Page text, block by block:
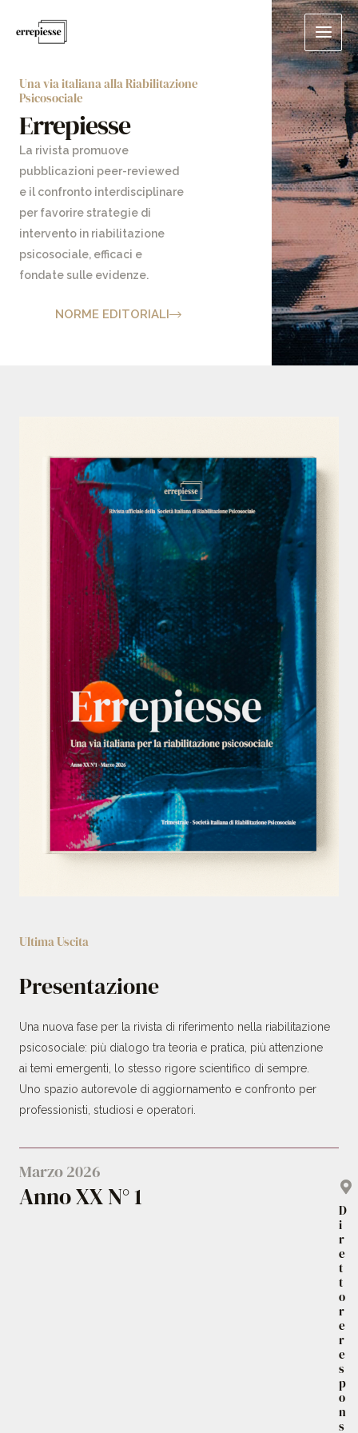
Main
Menu
Una via italiana alla Riabilitazione
Psicosociale
Errepiesse
La rivista promuove
pubblicazioni peer-reviewed
e il confronto interdisciplinare
per favorire strategie di
intervento in riabilitazione
psicosociale, efficaci e
fondate sulle evidenze.
NORME EDITORIALI
Ultima Uscita
Presentazione
Una nuova fase per la rivista di riferimento nella riabilitazione
psicosociale: più dialogo tra teoria e pratica, più attenzione
ai temi emergenti, lo stesso rigore scientifico di sempre.
Uno spazio autorevole di aggiornamento e confronto per
professionisti, studiosi e operatori.
Marzo 2026
Anno XX N° 1
D
i
r
e
t
t
o
r
e
r
e
s
p
o
n
s